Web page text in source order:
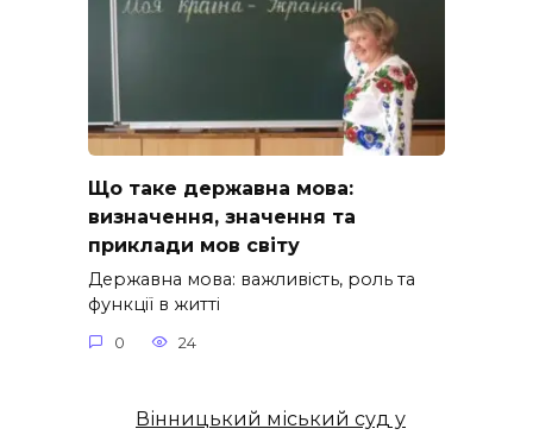
Що таке державна мова:
визначення, значення та
приклади мов світу
Державна мова: важливість, роль та
функції в житті
0 24
Вінницький міський суд у